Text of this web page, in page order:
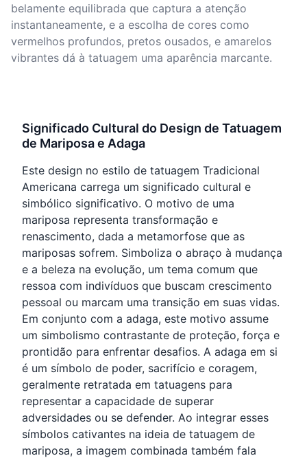
belamente equilibrada que captura a atenção
instantaneamente, e a escolha de cores como
vermelhos profundos, pretos ousados, e amarelos
vibrantes dá à tatuagem uma aparência marcante.
Significado Cultural do Design de Tatuagem
de Mariposa e Adaga
Este design no estilo de tatuagem Tradicional
Americana carrega um significado cultural e
simbólico significativo. O motivo de uma
mariposa representa transformação e
renascimento, dada a metamorfose que as
mariposas sofrem. Simboliza o abraço à mudança
e a beleza na evolução, um tema comum que
ressoa com indivíduos que buscam crescimento
pessoal ou marcam uma transição em suas vidas.
Em conjunto com a adaga, este motivo assume
um simbolismo contrastante de proteção, força e
prontidão para enfrentar desafios. A adaga em si
é um símbolo de poder, sacrifício e coragem,
geralmente retratada em tatuagens para
representar a capacidade de superar
adversidades ou se defender. Ao integrar esses
símbolos cativantes na ideia de tatuagem de
mariposa, a imagem combinada também fala